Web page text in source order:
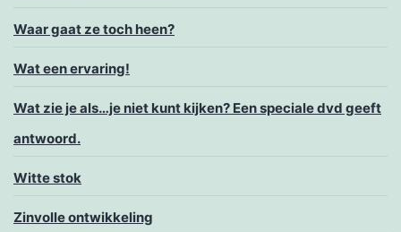
Waar gaat ze toch heen?
Wat een ervaring!
Wat zie je als…je niet kunt kijken? Een speciale dvd geeft
antwoord.
Witte stok
Zinvolle ontwikkeling